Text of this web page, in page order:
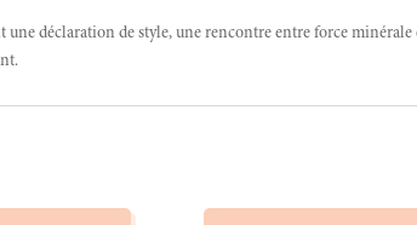
déclaration de style, une rencontre entre force minérale